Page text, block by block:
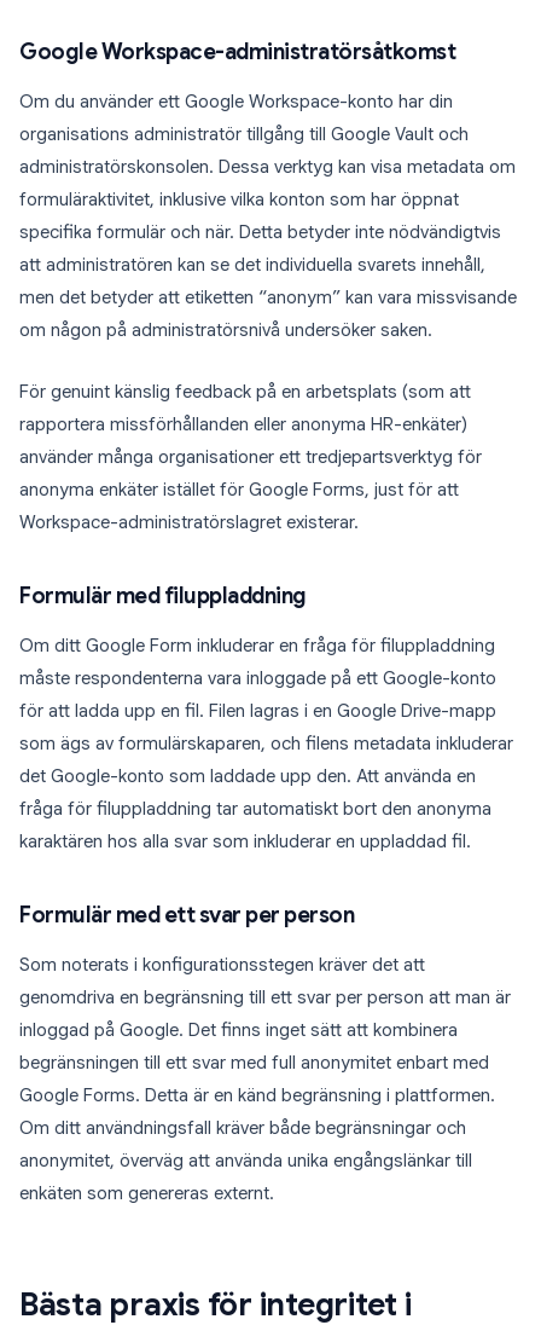
Google Workspace-administratörsåtkomst
Om du använder ett Google Workspace-konto har din
organisations administratör tillgång till Google Vault och
administratörskonsolen. Dessa verktyg kan visa metadata om
formuläraktivitet, inklusive vilka konton som har öppnat
specifika formulär och när. Detta betyder inte nödvändigtvis
att administratören kan se det individuella svarets innehåll,
men det betyder att etiketten “anonym” kan vara missvisande
om någon på administratörsnivå undersöker saken.
För genuint känslig feedback på en arbetsplats (som att
rapportera missförhållanden eller anonyma HR-enkäter)
använder många organisationer ett tredjepartsverktyg för
anonyma enkäter istället för Google Forms, just för att
Workspace-administratörslagret existerar.
Formulär med filuppladdning
Om ditt Google Form inkluderar en fråga för filuppladdning
måste respondenterna vara inloggade på ett Google-konto
för att ladda upp en fil. Filen lagras i en Google Drive-mapp
som ägs av formulärskaparen, och filens metadata inkluderar
det Google-konto som laddade upp den. Att använda en
fråga för filuppladdning tar automatiskt bort den anonyma
karaktären hos alla svar som inkluderar en uppladdad fil.
Formulär med ett svar per person
Som noterats i konfigurationsstegen kräver det att
genomdriva en begränsning till ett svar per person att man är
inloggad på Google. Det finns inget sätt att kombinera
begränsningen till ett svar med full anonymitet enbart med
Google Forms. Detta är en känd begränsning i plattformen.
Om ditt användningsfall kräver både begränsningar och
anonymitet, överväg att använda unika engångslänkar till
enkäten som genereras externt.
Bästa praxis för integritet i